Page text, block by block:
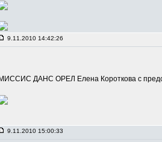
9.11.2010 14:42:26
МИССИС ДАНС ОРЕЛ Елена Короткова с
9.11.2010 15:00:33